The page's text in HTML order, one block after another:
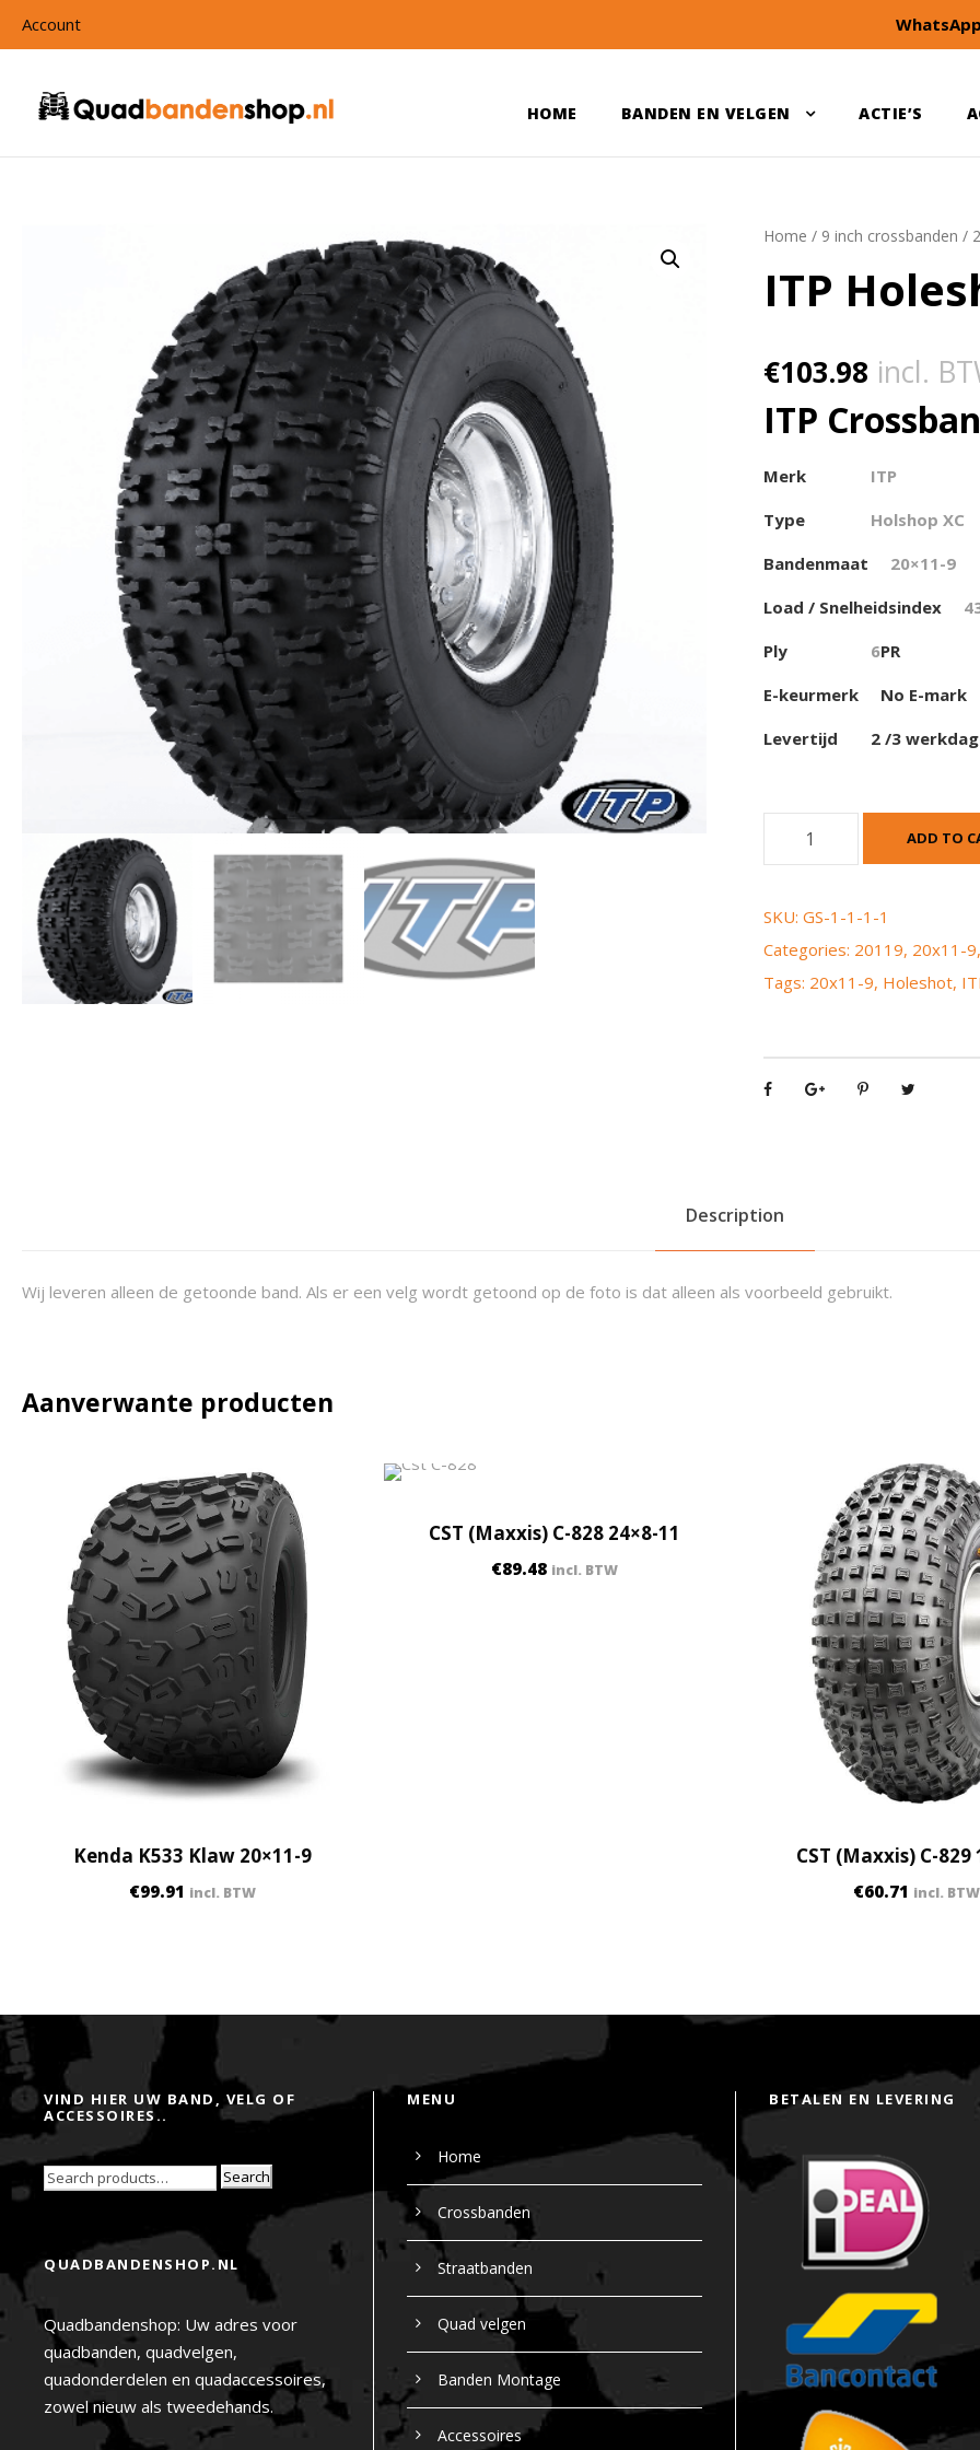
Account
HOME BANDEN EN VELGEN ACTIE’S
Home / 9 inch crossbanden /
ITP
€103.98 incl.
ITP
Merk
ITP
Type
Holshop XC
Bandenmaat
20×11-9
Load / Snelheidsindex
Ply
6PR
E-keurmerk
No E-mark
Levertijd
2 /3
H
l
e
t
0
1
ADD TO
SKU:GS-1-1-1-1
Categories: 20119, 20x11-9
Tags: 20x11-9, Holeshot,
Description
Wij leveren alleen de getoonde band. Als er een velg wordt getoond op de foto is dat alleen als voorbeeld gebruikt.
Aanverwante producten
Kenda K533 Klaw 20×11-9
€99.91 incl. BTW
CST (Maxxis) C-828 24×8-11
€89.48 incl. BTW
CST (Maxxis) C-829
€60.71 incl. BTW
VIND HIER UW BAND, VELG OF
ACCESSOIRES..
Search
QUADBANDENSHOP.NL
Quadbandenshop: Uw adres voor
quadbanden, quadvelgen,
quadonderdelen en quadaccessoires,
zowel nieuw als tweedehands.
MENU
Home
Crossbanden
Straatbanden
Quad velgen
Banden Montage
Accessoires
BETALEN EN LEVERING